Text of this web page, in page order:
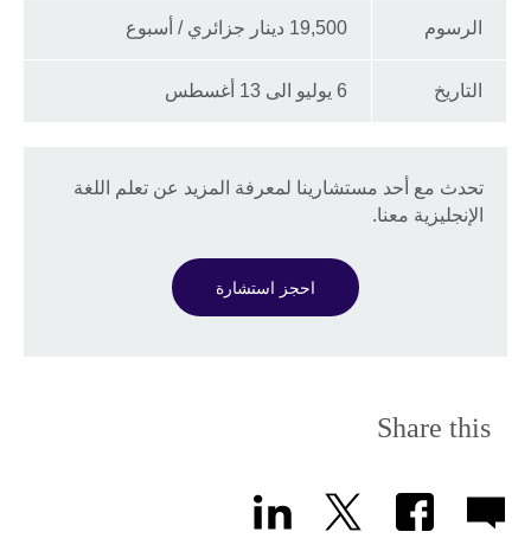
الرسوم 19,500 دينار جزائري / أسبوع
التاريخ 6 يوليو الى 13 أغسطس
تحدث مع أحد مستشارينا لمعرفة المزيد عن تعلم اللغة
الإنجليزية معنا.
احجز استشارة
Share this